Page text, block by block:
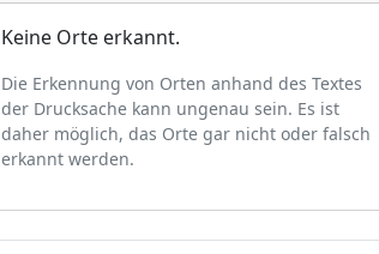
Keine Orte erkannt.
Die Erkennung von Orten anhand des Textes
der Drucksache kann ungenau sein. Es ist
daher möglich, das Orte gar nicht oder falsch
erkannt werden.